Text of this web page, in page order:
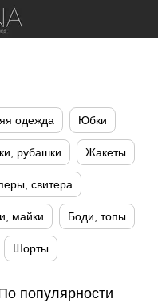
одежда Юбки
рубашки Жакеты
свитера
майки Боди, топы
Шорты
популярности